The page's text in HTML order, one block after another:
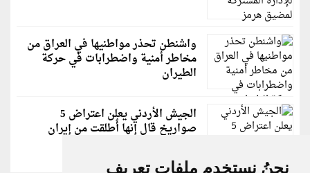
نحنُ نستخدم ملفات تعريف
واشنطن تحذر مواطنيها في العراق من
مخاطر أمنية واضطرابات في حركة
الطيران
الجيش الأردني يعلن اعتراض 5
صواريخ قال إنها أُطلقت من إيران